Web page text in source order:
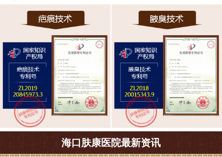
海口肤康医院最新资讯